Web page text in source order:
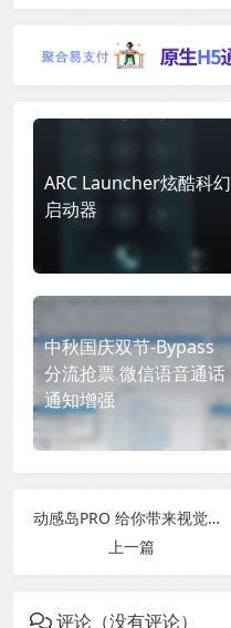
ARC Launcher炫酷科幻
启动器
中秋国庆双节-Bypass
分流抢票 微信语音通话
通知增强
动感岛PRO 给你带来视觉上的享受
上一篇
评论（没有评论）